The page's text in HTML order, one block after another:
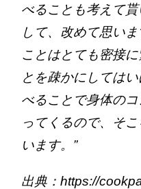
べることも考えて
して、改めて思い
ことはとても密接
とを疎かにしては
べることで身体の
ってくるので、そ
います。”
出典：https://